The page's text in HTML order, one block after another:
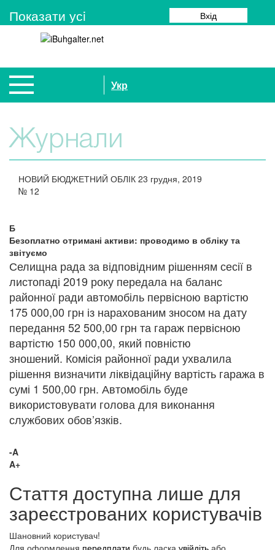
Показати усi Вхід
Укр
Журнали
НОВИЙ БЮДЖЕТНИЙ ОБЛІК 23 грудня, 2019
№ 12
Б
Безоплатно отримані активи: проводимо в обліку та
звітуємо
Селищна рада за відповідним рішенням сесії в
листопаді 2019 року передала на баланс
районної ради автомобіль первісною вартістю
175 000,00 грн із нарахованим зносом на дату
передання 52 500,00 грн та гараж первісною
вартістю 150 000,00, який повністю
зношений. Комісія районної ради ухвалила
рішення визначити ліквідаційну вартість гаража в
сумі 1 500,00 грн. Автомобіль буде
використовувати голова для виконання
службових обов’язків.
-A
A+
Стаття доступна лише для
зареєстрованих користувачів
Шановний користувач!
Для оформлення передплати будь ласка увійдіть або